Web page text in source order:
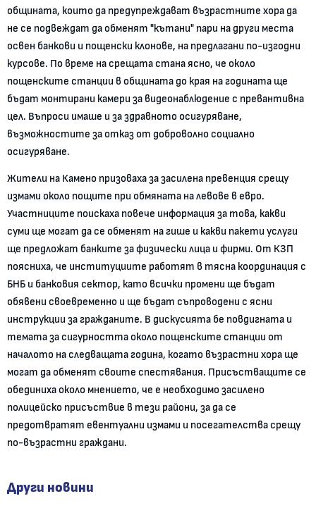
общината, които да предупреждават възрастните хора да
не се подвеждат да обменят "кътани" пари на други места
освен банкови и пощенски клонове, на предлагани по-изгодни
курсове. По време на срещата стана ясно, че около
пощенските станции в общината до края на годината ще
бъдат монтирани камери за видеонаблюдение с превантивна
цел. Въпроси имаше и за здравното осигуряване,
възможностите за отказ от доброволно социално
осигуряване.
Жители на Камено призоваха за засилена превенция срещу
измами около пощите при обмяната на левове в евро.
Участниците поискаха повече информация за това, какви
суми ще могат да се обменят на гише и какви пакети услуги
ще предложат банките за физически лица и фирми. От КЗП
поясниха, че институциите работят в тясна координация с
БНБ и банковия сектор, като всички промени ще бъдат
обявени своевременно и ще бъдат съпроводени с ясни
инструкции за гражданите. В дискусията бе повдигната и
темата за сигурността около пощенските станции от
началото на следващата година, когато възрастни хора ще
могат да обменят своите спестявания. Присъстващите се
обединиха около мнението, че е необходимо засилено
полицейско присъствие в тези райони, за да се
предотвратят евентуални измами и посегателства срещу
по-възрастни граждани.
Други новини